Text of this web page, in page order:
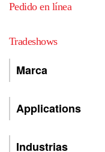
Pedido en línea
Tradeshows
Marca
Applications
Industrias